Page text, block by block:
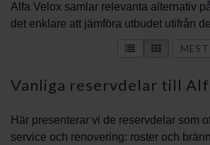
Alfa Velox samlar relevanta alternativ
det enklare att jämföra utbudet utifrån
Vanliga reservdelar till
Här presenterar vi de reservdelar som
service och renovering: roster och